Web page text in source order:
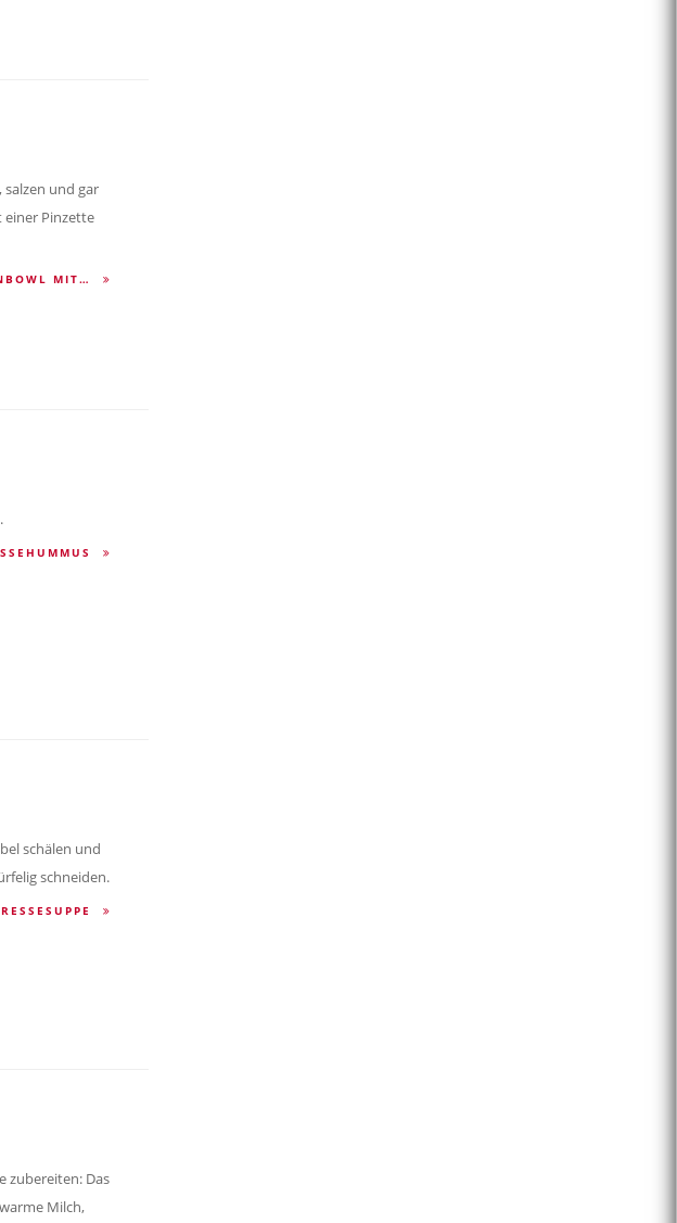
salzen und gar
einer Pinzette
MIT…
schälen und
schneiden.
zubereiten: Das
Milch,